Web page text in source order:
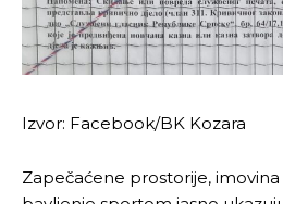
Izvor: Facebook/BK Kozara
Zapečaćene prostorije,